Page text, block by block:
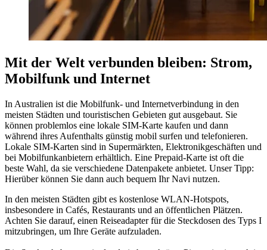
Mit der Welt verbunden bleiben: Strom,
Mobilfunk und Internet
In Australien ist die Mobilfunk- und Internetverbindung in den
meisten Städten und touristischen Gebieten gut ausgebaut. Sie
können problemlos eine lokale SIM-Karte kaufen und dann
während ihres Aufenthalts günstig mobil surfen und telefonieren.
Lokale SIM-Karten sind in Supermärkten, Elektronikgeschäften und
bei Mobilfunkanbietern erhältlich. Eine Prepaid-Karte ist oft die
beste Wahl, da sie verschiedene Datenpakete anbietet. Unser Tipp:
Hierüber können Sie dann auch bequem Ihr Navi nutzen.
In den meisten Städten gibt es kostenlose WLAN-Hotspots,
insbesondere in Cafés, Restaurants und an öffentlichen Plätzen.
Achten Sie darauf, einen Reiseadapter für die Steckdosen des Typs I
mitzubringen, um Ihre Geräte aufzuladen.